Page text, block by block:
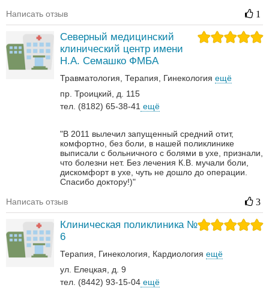
Написать отзыв 1
Северный медицинский
клинический центр имени
Н.А. Семашко ФМБА
Травматология Терапия Гинекология ещё
пр. Троицкий, д. 115
тел. (8182) 65-38-41 ещё
"В 2011 вылечил запущенный средний отит,
комфортно, без боли, в нашей поликлинике
выписали с больничного с болями в ухе, признали,
что болезни нет. Без лечения К.В. мучали боли,
дискомфорт в ухе, чуть не дошло до операции.
Спасибо доктору!)"
Написать отзыв 3
Клиническая поликлиника №
6
Терапия Гинекология Кардиология ещё
ул. Елецкая, д. 9
тел. (8442) 93-15-04 ещё